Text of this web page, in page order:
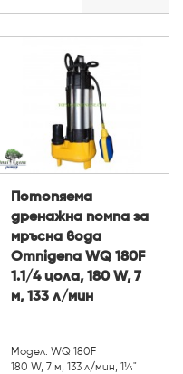
Потопяема
дренажна помпа за
мръсна вода
Omnigena WQ 180F
1.1/4 цола, 180 W, 7
м, 133 л/мин
Модел: WQ 180F
180 W, 7 м, 133 л/мин, 1¼"